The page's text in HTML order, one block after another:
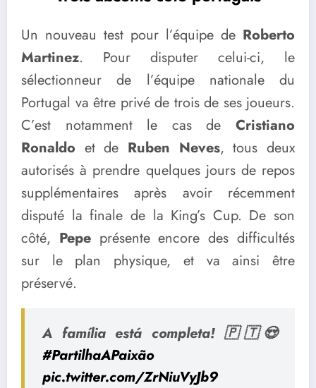
Un nouveau test pour l’équipe de Roberto
Martinez. Pour disputer celui-ci, le
sélectionneur de l’équipe nationale du
Portugal va être privé de trois de ses joueurs.
C’est notamment le cas de Cristiano
Ronaldo et de Ruben Neves, tous deux
autorisés à prendre quelques jours de repos
supplémentaires après avoir récemment
disputé la finale de la King’s Cup. De son
côté, Pepeprésente encore des difficultés
sur le plan physique, et va ainsi être
préservé.
A família está completa! 🇵🇹😍
#PartilhaAPaixão
pic.twitter.com/ZrNiuVyJb9